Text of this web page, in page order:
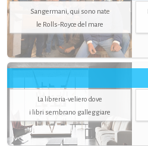
Sangermani, qui sono nate
le Rolls-Royce del mare
La libreria-veliero dove
i libri sembrano galleggiare